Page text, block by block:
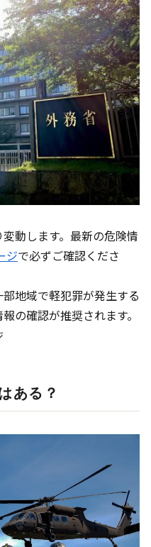
動します。最新の危険情
ジで必ずご確認くださ
地域で軽犯罪が発生する
の確認が推奨されます。
ある？